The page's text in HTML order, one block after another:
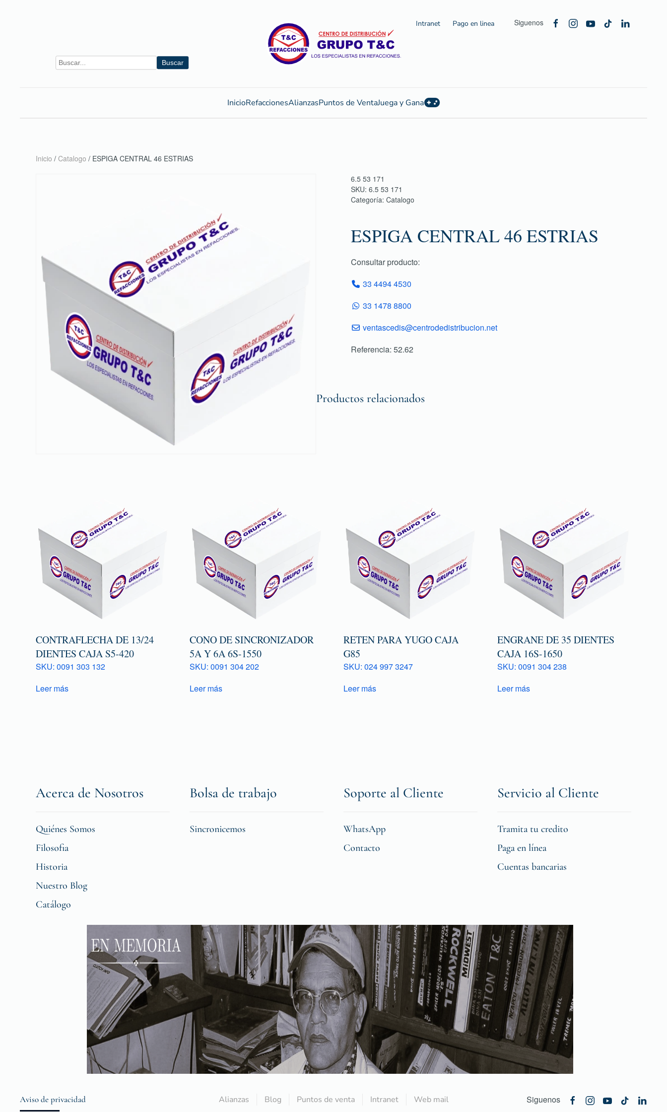
Buscar
Intranet Pago en linea Siguenos
InicioRefaccionesAlianzasPuntos de VentaJuega y Gana
Inicio / Catalogo / ESPIGA CENTRAL 46 ESTRIAS
6.5 53 171
SKU: 6.5 53 171
Categoría: Catalogo
ESPIGA CENTRAL 46 ESTRIAS
Consultar producto:
33 4494 4530
33 1478 8800
ventascedis@centrodedistribucion.net
Referencia: 52.62
Productos relacionados
CONTRAFLECHA DE 13/24
DIENTES CAJA S5-420
SKU: 0091 303 132
Leer más
CONO DE SINCRONIZADOR
5A Y 6A 6S-1550
SKU: 0091 304 202
Leer más
RETEN PARA YUGO CAJA
G85
SKU: 024 997 3247
Leer más
ENGRANE DE 35 DIENTES
CAJA 16S-1650
SKU: 0091 304 238
Leer más
Acerca de Nosotros
Quiénes Somos
Filosofia
Historia
Nuestro Blog
Catálogo
Bolsa de trabajo
Sincronicemos
Soporte al Cliente
WhatsApp
Contacto
Servicio al Cliente
Tramita tu credito
Paga en línea
Cuentas bancarias
Aviso de privacidad Alianzas Blog Puntos de venta Intranet Web mail Siguenos